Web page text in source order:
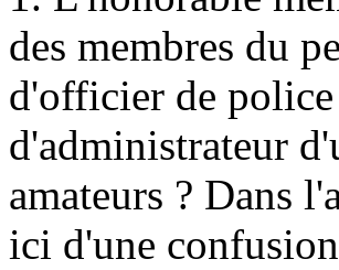
des membres du
d'officier de
d'administrateur
amateurs ? Dans
ici d'une